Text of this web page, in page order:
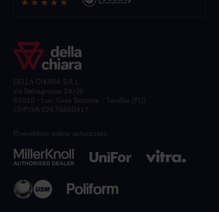
DELLA CHIARA S.R.L.
via Selvagrossa 24/26
61010 - Loc. Case Bruciate - Tavullia (PU)
CF/P.IVA 02678460417
Rivenditore online autorizzato